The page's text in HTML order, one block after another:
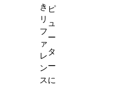
ピ
ュ
ー
タ
ー
に
き
リ
フ
ァ
レ
ン
ス